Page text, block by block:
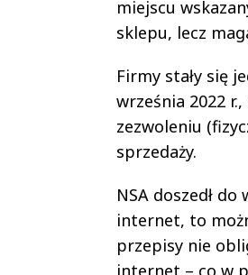
miejscu
sklepu, lecz
Firmy stały się
września 2022
zezwoleniu
sprzedaży.
NSA doszedł
internet, to
przepisy nie
internet – co w